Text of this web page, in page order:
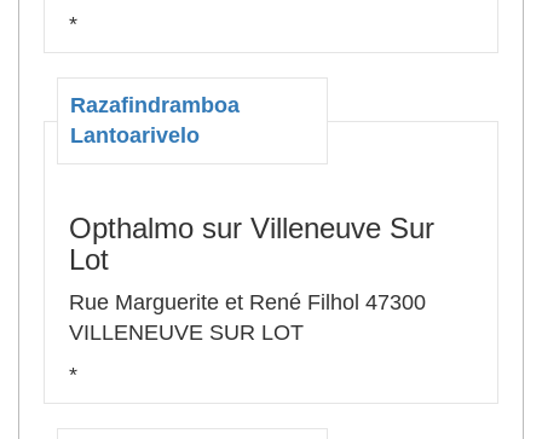
*
Razafindramboa
Lantoarivelo
Opthalmo sur Villeneuve Sur
Lot
Rue Marguerite et René Filhol 47300
VILLENEUVE SUR LOT
*